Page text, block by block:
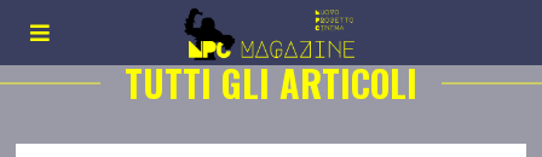
TUTTI GLI ARTICOLI